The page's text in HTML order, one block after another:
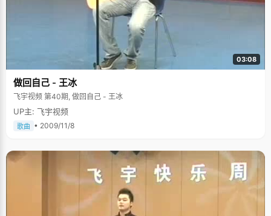
03:08
做回自己 - 王冰
飞宇视频 第40期, 做回自己 - 王冰
UP主: 飞宇视频
歌曲 • 2009/11/8